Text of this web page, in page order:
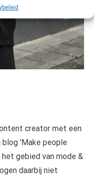
creator met een
blog 'Make people
gebied van mode &
daarbij niet